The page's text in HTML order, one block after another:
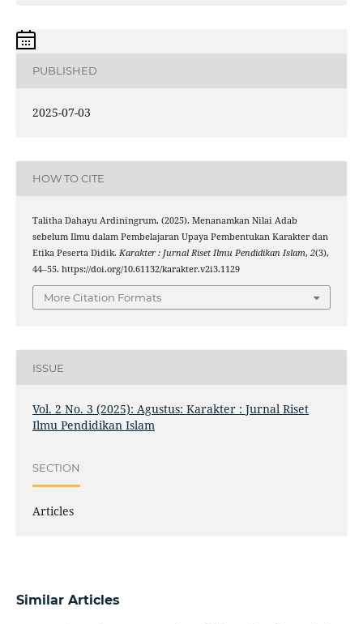
PUBLISHED
2025-07-03
HOW TO CITE
Talitha Dahayu Ardiningrum. (2025). Menanamkan Nilai Adab
sebelum Ilmu dalam Pembelajaran Upaya Pembentukan Karakter dan
Etika Peserta Didik. Karakter : Jurnal Riset Ilmu Pendidikan Islam, 2(3),
44–55. https://doi.org/10.61132/karakter.v2i3.1129
More Citation Formats
ISSUE
Vol. 2 No. 3 (2025): Agustus: Karakter : Jurnal Riset
Ilmu Pendidikan Islam
SECTION
Articles
Similar Articles